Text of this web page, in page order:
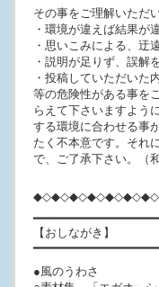
その事をご理解いただ
・環境が違えば結果が
・思いこみによる、迂
・説明が足りず、誤解
・投稿していただいた
等の危険性がある事を
らえて下さいますよう
する環境に合わせる事
たく不本意です。それ
で、ご了承下さい。（和
【おしながき】
●風のうわさ